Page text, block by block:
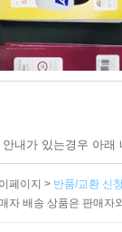
내가 있는경우 아
페이지 > 반품/교환 신
자 배송 상품은 판매자